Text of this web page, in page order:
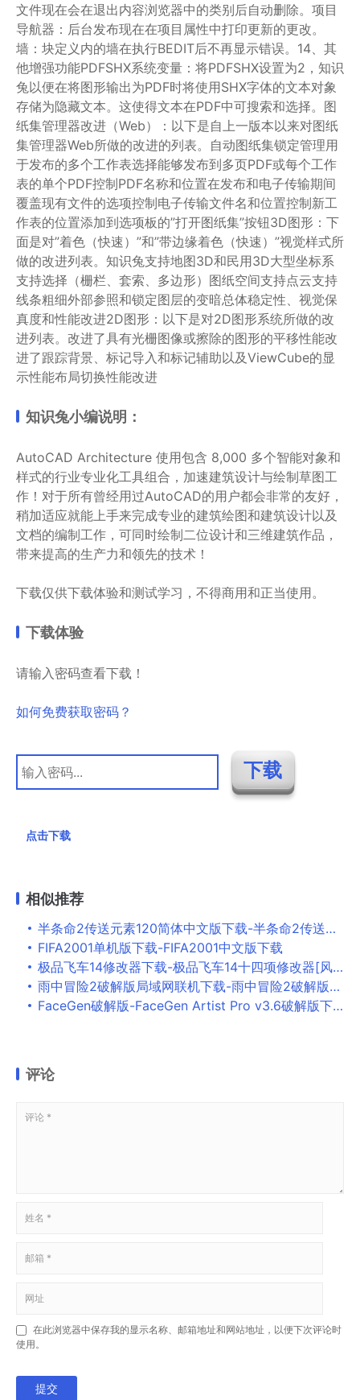
文件现在会在退出内容浏览器中的类别后自动删除。项目
导航器：后台发布现在在项目属性中打印更新的更改。
墙：块定义内的墙在执行BEDIT后不再显示错误。14、其
他增强功能PDFSHX系统变量：将PDFSHX设置为2，知识
兔以便在将图形输出为PDF时将使用SHX字体的文本对象
存储为隐藏文本。这使得文本在PDF中可搜索和选择。图
纸集管理器改进（Web）：以下是自上一版本以来对图纸
集管理器Web所做的改进的列表。自动图纸集锁定管理用
于发布的多个工作表选择能够发布到多页PDF或每个工作
表的单个PDF控制PDF名称和位置在发布和电子传输期间
覆盖现有文件的选项控制电子传输文件名和位置控制新工
作表的位置添加到选项板的”打开图纸集”按钮3D图形：下
面是对”着色（快速）”和”带边缘着色（快速）”视觉样式所
做的改进列表。知识兔支持地图3D和民用3D大型坐标系
支持选择（栅栏、套索、多边形）图纸空间支持点云支持
线条粗细外部参照和锁定图层的变暗总体稳定性、视觉保
真度和性能改进2D图形：以下是对2D图形系统所做的改
进列表。改进了具有光栅图像或擦除的图形的平移性能改
进了跟踪背景、标记导入和标记辅助以及ViewCube的显
示性能布局切换性能改进
知识兔小编说明：
AutoCAD Architecture 使用包含 8,000 多个智能对象和
样式的行业专业化工具组合，加速建筑设计与绘制草图工
作！对于所有曾经用过AutoCAD的用户都会非常的友好，
稍加适应就能上手来完成专业的建筑绘图和建筑设计以及
文档的编制工作，可同时绘制二位设计和三维建筑作品，
带来提高的生产力和领先的技术！
下载仅供下载体验和测试学习，不得商用和正当使用。
下载体验
请输入密码查看下载！
如何免费获取密码？
点击下载
相似推荐
半条命2传送元素120简体中文版下载-半条命2传送元素120免安装版下载
FIFA2001单机版下载-FIFA2001中文版下载
极品飞车14修改器下载-极品飞车14十四项修改器[风灵月影] v1.05最新版下载
雨中冒险2破解版局域网联机下载-雨中冒险2破解版中文最新版下载安装v1.2.4 最新版本
FaceGen破解版-FaceGen Artist Pro v3.6破解版下载(附安装教程+怎么用教程)
评论
在此浏览器中保存我的显示名称、邮箱地址和网站地址，以便下次评论时
使用。
提交